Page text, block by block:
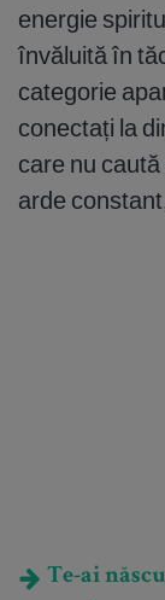
energie
învăluită în
categorie
conectați la
care nu
arde
Te-ai